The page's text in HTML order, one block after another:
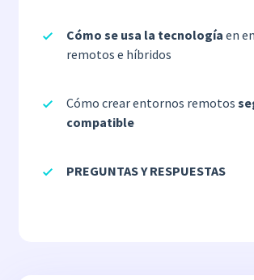
Cómo se usa la tecnología en
remotos e híbridos
Cómo crear entornos remotos
compatible
PREGUNTAS Y RESPUESTAS